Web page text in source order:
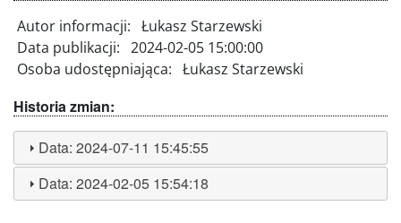
Autor informacji: Łukasz Starzewski
Data publikacji: 2024-02-05 15:00:00
Osoba udostępniająca: Łukasz Starzewski
Historia zmian:
Data:2024-07-11 15:45:55
Data:2024-02-05 15:54:18